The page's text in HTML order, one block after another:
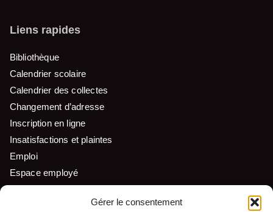
Gérer le consentement
Liens rapides
Bibliothèque
Calendrier scolaire
Calendrier des collectes
Changement d’adresse
Inscription en ligne
Insatisfactions et plaintes
Emploi
Espace employé